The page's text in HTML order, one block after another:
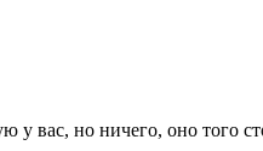
у вас, но ничего, оно того